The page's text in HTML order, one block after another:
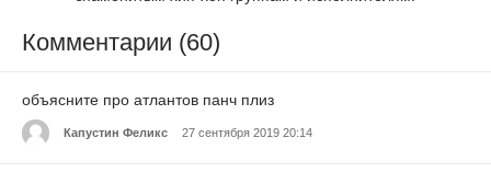
Комментарии (60)
объясните про атлантов панч плиз
Капустин Феликс 27 сентября 2019 20:14